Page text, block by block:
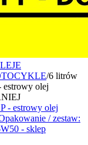
/6 litrów
olej